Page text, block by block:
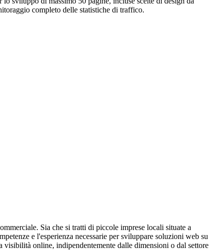
completo delle statistiche di traffico.
Sia che si tratti di piccole imprese locali situate a
e l'esperienza necessarie per sviluppare soluzioni web su
online, indipendentemente dalle dimensioni o dal settore